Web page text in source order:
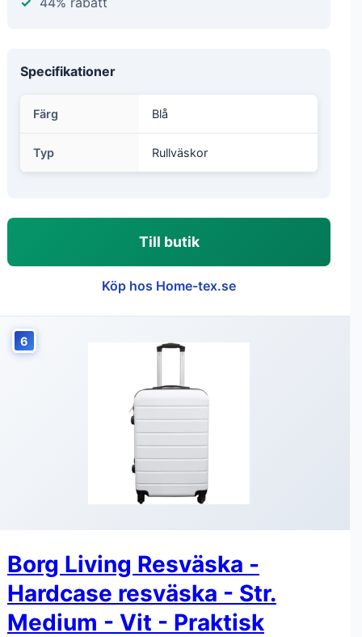
Specifikationer
Färg Blå
Typ Rullväskor
Till butik
Köp hos Home-tex.se
6
Borg Living Resväska -
Hardcase resväska - Str.
Medium - Vit - Praktisk